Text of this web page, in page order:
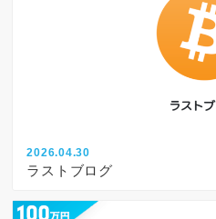
2026.04.30
ラストブログ